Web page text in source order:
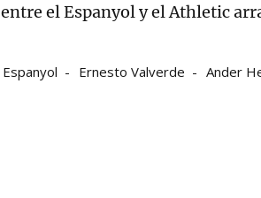
entre el Espanyol y el Athletic
Espanyol Ernesto Valverde Ander